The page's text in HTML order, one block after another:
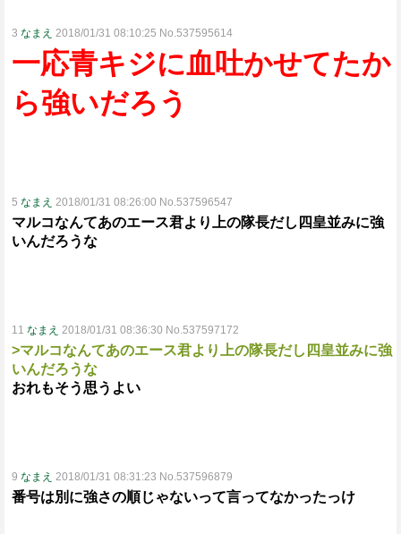
3 なまえ 2018/01/31 08:10:25 No.537595614
一応青キジに血吐かせてたか
ら強いだろう
5 なまえ 2018/01/31 08:26:00 No.537596547
マルコなんてあのエース君より上の隊長だし四皇並みに強
いんだろうな
11 なまえ 2018/01/31 08:36:30 No.537597172
>マルコなんてあのエース君より上の隊長だし四皇並みに強
いんだろうな
おれもそう思うよい
9 なまえ 2018/01/31 08:31:23 No.537596879
番号は別に強さの順じゃないって言ってなかったっけ